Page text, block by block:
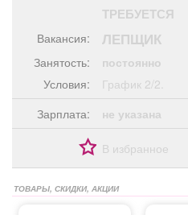
Обучение
ТВ программа Я -
ТРЕБУЕТСЯ
Вакансия: ЛЕПЩИК
Занятость:
постоянно
Условия:
График 2/2.
Зарплата:
не указана
В избранное
ТОВАРЫ, СКИДКИ, АКЦИИ